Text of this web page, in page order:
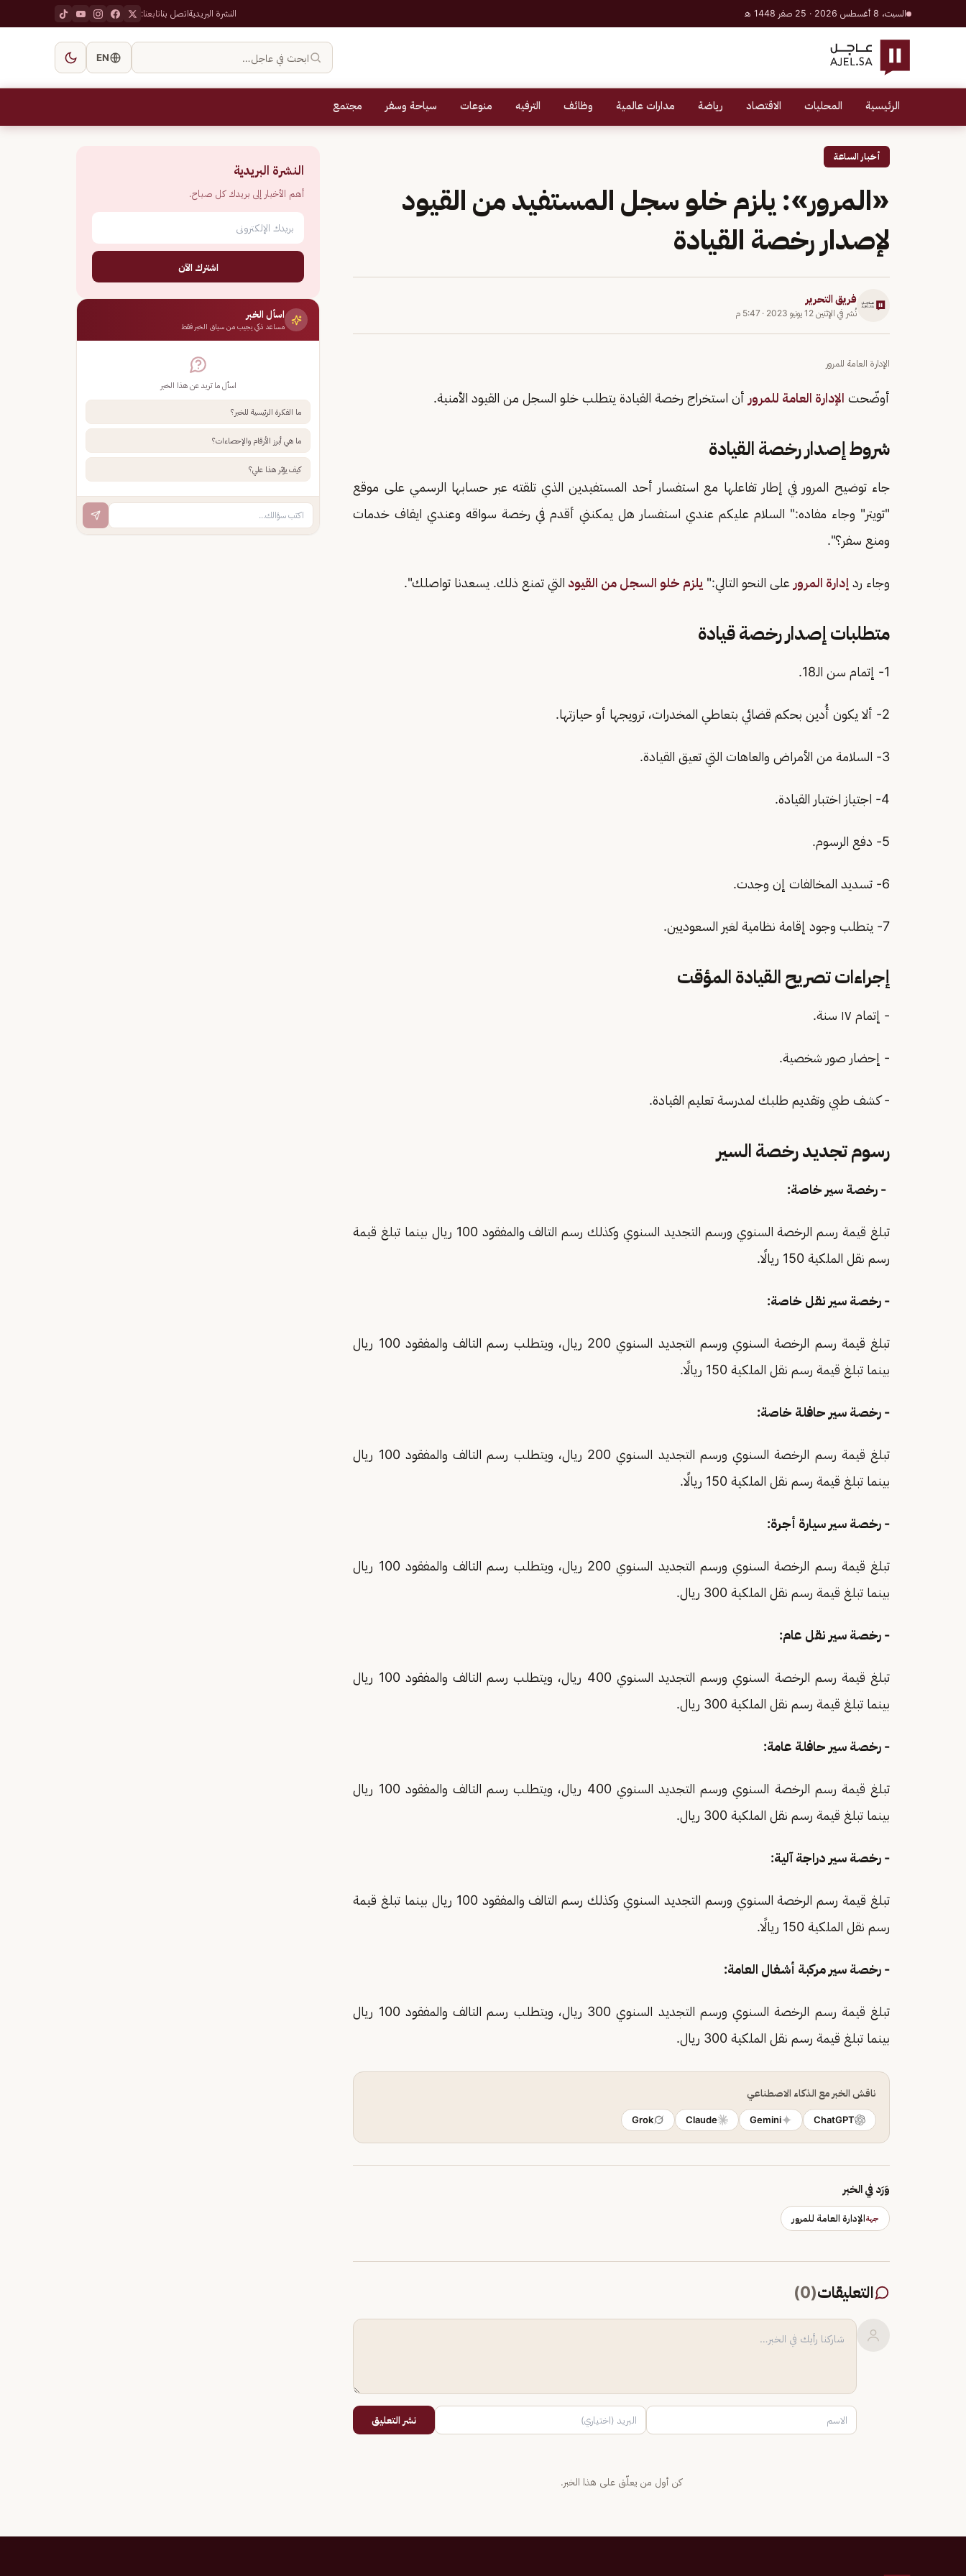
السبت، 8 أغسطس 2026 · 25 صفر 1448 هـ النشرة البريديةاتصل بناتابعنا:
ابحث في عاجل… EN
الرئيسية المحليات الاقتصاد رياضة مدارات عالمية وظائف الترفيه منوعات سياحة وسفر مجتمع
أخبار الساعة
«المرور»: يلزم خلو سجل المستفيد من القيود
لإصدار رخصة القيادة
فريق التحرير
نُشر في الإثنين 12 يونيو 2023 · 5:47 م
الإدارة العامة للمرور
أوضّحت الإدارة العامة للمرور أن استخراج رخصة القيادة يتطلب خلو السجل من القيود الأمنية.
شروط إصدار رخصة القيادة
جاء توضيح المرور في إطار تفاعلها مع استفسار أحد المستفيدين الذي تلقته عبر حسابها الرسمي على موقع
"تويتر" وجاء مفاده:" السلام عليكم عندي استفسار هل يمكنني أقدم في رخصة سواقه وعندي ايقاف خدمات
ومنع سفر؟".
وجاء رد إدارة المرور على النحو التالي:" يلزم خلو السجل من القيود التي تمنع ذلك. يسعدنا تواصلك".
متطلبات إصدار رخصة قيادة
1- إتمام سن الـ18.
2- ألا يكون أُدين بحكم قضائي بتعاطي المخدرات، ترويجها أو حيازتها.
3- السلامة من الأمراض والعاهات التي تعيق القيادة.
4- اجتياز اختبار القيادة.
5- دفع الرسوم.
6- تسديد المخالفات إن وجدت.
7- يتطلب وجود إقامة نظامية لغير السعوديين.
إجراءات تصريح القيادة المؤقت
- إتمام ١٧ سنة.
- إحضار صور شخصية.
- كشف طبي وتقديم طلبك لمدرسة تعليم القيادة.
رسوم تجديد رخصة السير
- رخصة سير خاصة:
تبلغ قيمة رسم الرخصة السنوي ورسم التجديد السنوي وكذلك رسم التالف والمفقود 100 ريال بينما تبلغ قيمة
رسم نقل الملكية 150 ريالًا.
- رخصة سير نقل خاصة:
تبلغ قيمة رسم الرخصة السنوي ورسم التجديد السنوي 200 ريال، ويتطلب رسم التالف والمفقود 100 ريال
بينما تبلغ قيمة رسم نقل الملكية 150 ريالًا.
- رخصة سير حافلة خاصة:
تبلغ قيمة رسم الرخصة السنوي ورسم التجديد السنوي 200 ريال، ويتطلب رسم التالف والمفقود 100 ريال
بينما تبلغ قيمة رسم نقل الملكية 150 ريالًا.
- رخصة سير سيارة أجرة:
تبلغ قيمة رسم الرخصة السنوي ورسم التجديد السنوي 200 ريال، ويتطلب رسم التالف والمفقود 100 ريال
بينما تبلغ قيمة رسم نقل الملكية 300 ريال.
- رخصة سير نقل عام:
تبلغ قيمة رسم الرخصة السنوي ورسم التجديد السنوي 400 ريال، ويتطلب رسم التالف والمفقود 100 ريال
بينما تبلغ قيمة رسم نقل الملكية 300 ريال.
- رخصة سير حافلة عامة:
تبلغ قيمة رسم الرخصة السنوي ورسم التجديد السنوي 400 ريال، ويتطلب رسم التالف والمفقود 100 ريال
بينما تبلغ قيمة رسم نقل الملكية 300 ريال.
- رخصة سير دراجة آلية:
تبلغ قيمة رسم الرخصة السنوي ورسم التجديد السنوي وكذلك رسم التالف والمفقود 100 ريال بينما تبلغ قيمة
رسم نقل الملكية 150 ريالًا.
- رخصة سير مركبة أشغال العامة:
تبلغ قيمة رسم الرخصة السنوي ورسم التجديد السنوي 300 ريال، ويتطلب رسم التالف والمفقود 100 ريال
بينما تبلغ قيمة رسم نقل الملكية 300 ريال.
ناقش الخبر مع الذكاء الاصطناعي
ChatGPT
Gemini
Claude
Grok
وَرَد في الخبر
جهةالإدارة العامة للمرور
التعليقات(
0
)
نشر التعليق
كن أول من يعلّق على هذا الخبر.
النشرة البريدية
أهم الأخبار إلى بريدك كل صباح.
اشترك الآن
اسأل الخبر
مساعد ذكي يجيب من سياق الخبر فقط
اسأل ما تريد عن هذا الخبر
ما الفكرة الرئيسية للخبر؟
ما هي أبرز الأرقام والإحصاءات؟
كيف يؤثر هذا علي؟